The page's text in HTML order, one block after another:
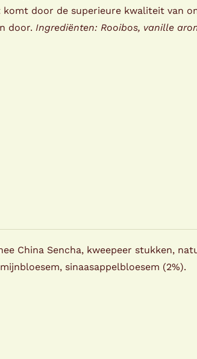
door de superieure kwaliteit van
door. Ingrediënten: Rooibos, vanille
China Sencha, kweepeer stukken,
sinaasappelbloesem (2%).